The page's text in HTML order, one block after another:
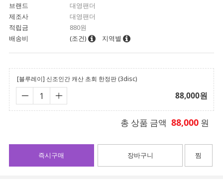
브랜드
대영팬더
제조사
대영팬더
적립금
880원
배송비
(조건) 지역별
[블루레이] 신조인간 캐산 초회 한정판 (3disc)
88,000원
총 상품 금액 88,000 원
장바구니
즉시구매 찜